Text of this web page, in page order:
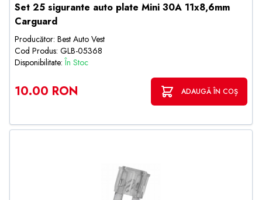
Set 25 sigurante auto plate Mini 30A 11x8,6mm
Carguard
Producător: Best Auto Vest
Cod Produs: GLB-05368
Disponibilitate:În Stoc
10.00 RON ADAUGĂ ÎN COȘ